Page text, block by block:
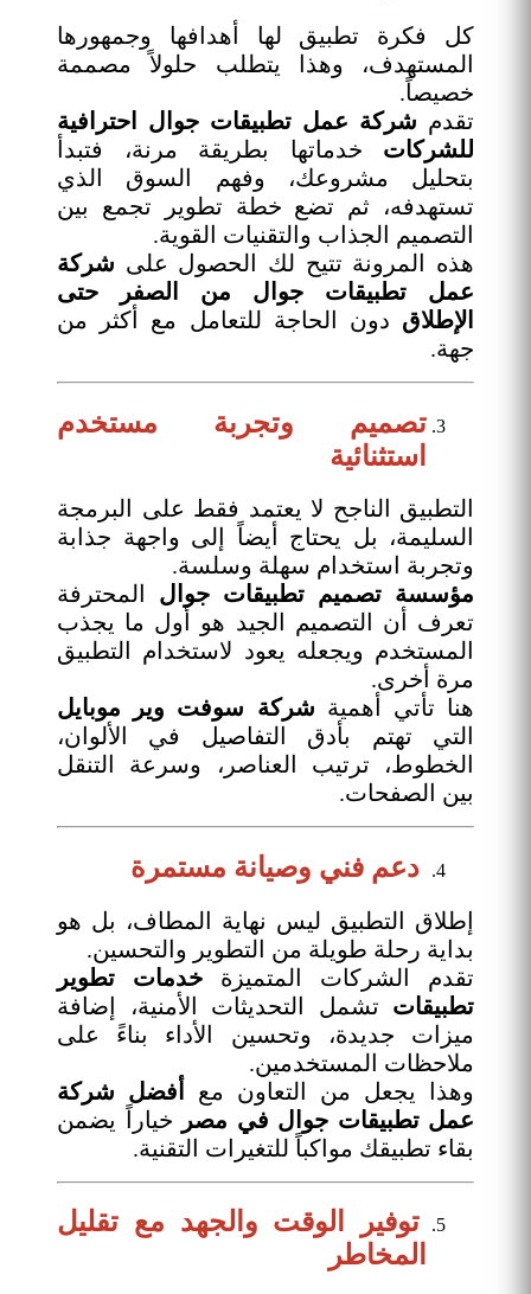
كل فكرة تطبيق لها أهدافها وجمهورها
المستهدف، وهذا يتطلب حلولاً مصممة
خصيصاً.
تقدم شركة عمل تطبيقات جوال احترافية
للشركات خدماتها بطريقة مرنة، فتبدأ
بتحليل مشروعك، وفهم السوق الذي
تستهدفه، ثم تضع خطة تطوير تجمع بين
التصميم الجذاب والتقنيات القوية.
هذه المرونة تتيح لك الحصول على شركة
عمل تطبيقات جوال من الصفر حتى
الإطلاق دون الحاجة للتعامل مع أكثر من
جهة.
تصميم وتجربة مستخدم
استثنائية
التطبيق الناجح لا يعتمد فقط على البرمجة
السليمة، بل يحتاج أيضاً إلى واجهة جذابة
وتجربة استخدام سهلة وسلسة.
مؤسسة تصميم تطبيقات جوال المحترفة
تعرف أن التصميم الجيد هو أول ما يجذب
المستخدم ويجعله يعود لاستخدام التطبيق
مرة أخرى.
هنا تأتي أهمية شركة سوفت وير موبايل
التي تهتم بأدق التفاصيل في الألوان،
الخطوط، ترتيب العناصر، وسرعة التنقل
بين الصفحات.
دعم فني وصيانة مستمرة
إطلاق التطبيق ليس نهاية المطاف، بل هو
بداية رحلة طويلة من التطوير والتحسين.
تقدم الشركات المتميزة خدمات تطوير
تطبيقات تشمل التحديثات الأمنية، إضافة
ميزات جديدة، وتحسين الأداء بناءً على
ملاحظات المستخدمين.
وهذا يجعل من التعاون مع
أفضل شركة
عمل تطبيقات جوال في مصر
خياراً يضمن
بقاء تطبيقك مواكباً للتغيرات التقنية.
توفير الوقت والجهد مع تقليل
المخاطر